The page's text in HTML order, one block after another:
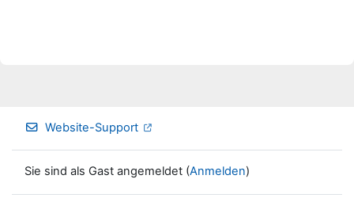
Website-Support
Sie sind als Gast angemeldet (Anmelden)